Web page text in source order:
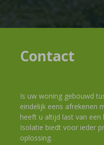
Contact
Is uw woning gebouwd
eindelijk eens afrekenen
heeft u altijd last van een
Isolatie biedt voor ieder
oplossing.